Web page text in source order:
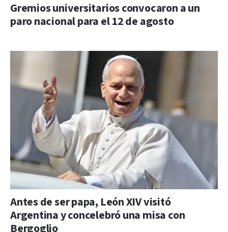
Gremios universitarios convocaron a un
paro nacional para el 12 de agosto
Antes de ser papa, León XIV visitó
Argentina y concelebró una misa con
Bergoglio